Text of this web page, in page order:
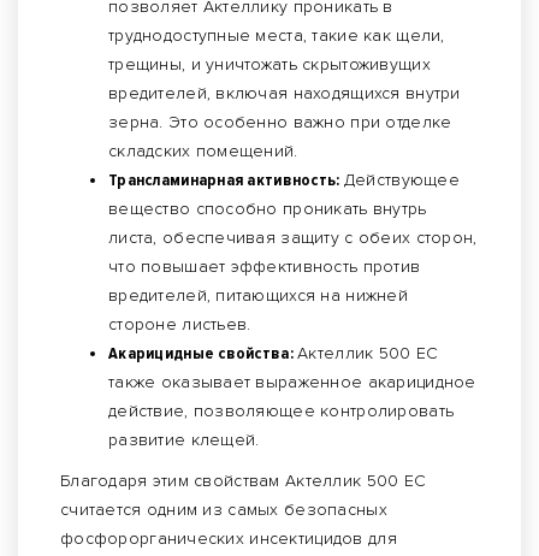
позволяет Актеллику проникать в
труднодоступные места, такие как щели,
трещины, и уничтожать скрытоживущих
вредителей, включая находящихся внутри
зерна. Это особенно важно при отделке
складских помещений.
Трансламинарная активность: Действующее
вещество способно проникать внутрь
листа, обеспечивая защиту с обеих сторон,
что повышает эффективность против
вредителей, питающихся на нижней
стороне листьев.
Акарицидные свойства:Актеллик 500 ЕС
также оказывает выраженное акарицидное
действие, позволяющее контролировать
развитие клещей.
Благодаря этим свойствам Актеллик 500 ЕС
считается одним из самых безопасных
фосфорорганических инсектицидов для